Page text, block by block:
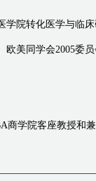
学院转化医学与临
欧美同学会2005委
商学院客座教授和